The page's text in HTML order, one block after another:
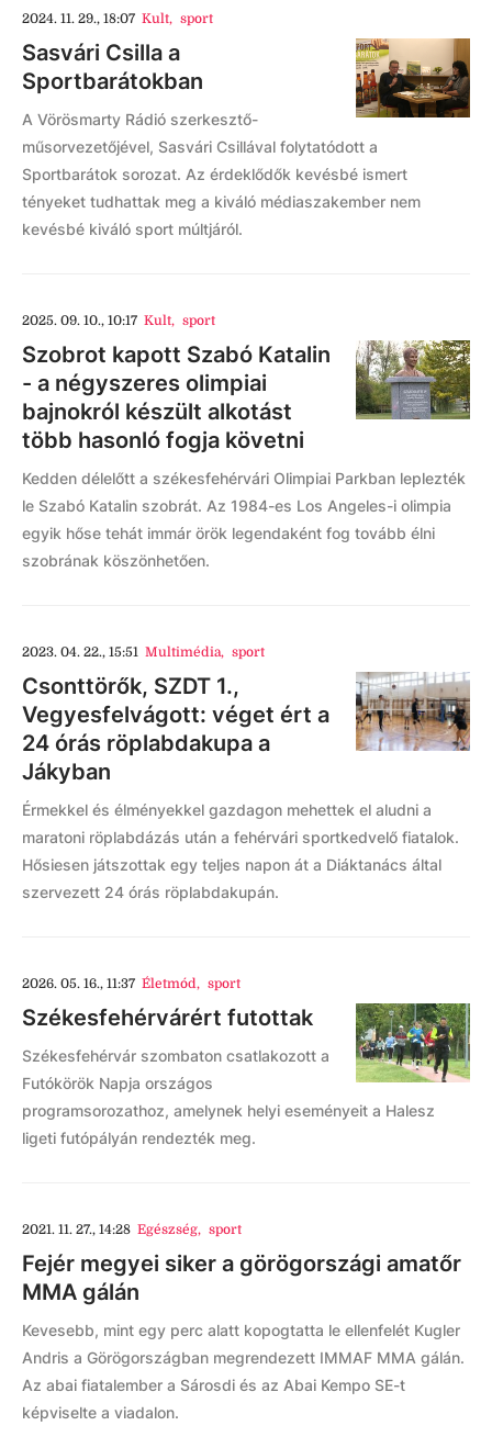
2024. 11. 29., 18:07 Kult, sport
Sasvári Csilla a
Sportbarátokban
A Vörösmarty Rádió szerkesztő-
műsorvezetőjével, Sasvári Csillával folytatódott a
Sportbarátok sorozat. Az érdeklődők kevésbé ismert
tényeket tudhattak meg a kiváló médiaszakember nem
kevésbé kiváló sport múltjáról.
2025. 09. 10., 10:17 Kult, sport
Szobrot kapott Szabó Katalin
- a négyszeres olimpiai
bajnokról készült alkotást
több hasonló fogja követni
Kedden délelőtt a székesfehérvári Olimpiai Parkban leplezték
le Szabó Katalin szobrát. Az 1984-es Los Angeles-i olimpia
egyik hőse tehát immár örök legendaként fog tovább élni
szobrának köszönhetően.
2023. 04. 22., 15:51 Multimédia, sport
Csonttörők, SZDT 1.,
Vegyesfelvágott: véget ért a
24 órás röplabdakupa a
Jákyban
Érmekkel és élményekkel gazdagon mehettek el aludni a
maratoni röplabdázás után a fehérvári sportkedvelő fiatalok.
Hősiesen játszottak egy teljes napon át a Diáktanács által
szervezett 24 órás röplabdakupán.
2026. 05. 16., 11:37 Életmód, sport
Székesfehérvárért futottak
Székesfehérvár szombaton csatlakozott a
Futókörök Napja országos
programsorozathoz, amelynek helyi eseményeit a Halesz
ligeti futópályán rendezték meg.
2021. 11. 27., 14:28 Egészség, sport
Fejér megyei siker a görögországi amatőr
MMA gálán
Kevesebb, mint egy perc alatt kopogtatta le ellenfelét Kugler
Andris a Görögországban megrendezett IMMAF MMA gálán.
Az abai fiatalember a Sárosdi és az Abai Kempo SE-t
képviselte a viadalon.